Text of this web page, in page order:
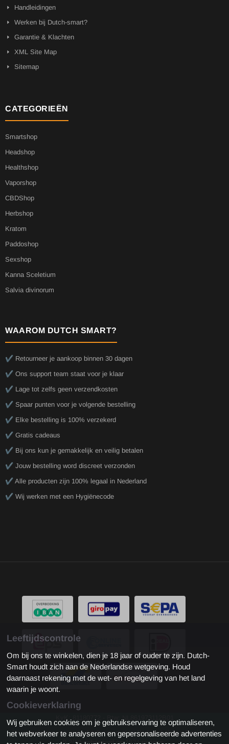
Handleidingen
Werken bij Dutch-smart?
Garantie & Klachten
XML Site Map
Sitemap
CATEGORIEËN
Smartshop
Headshop
Healthshop
Vaporshop
CBDShop
Herbshop
Kratom
Paddoshop
Sexshop
Kanna Sceletium
Salvia divinorum
WAAROM DUTCH SMART?
✔️ Retourneer je aankoop binnen 30 dagen
✔️ Ons support team staat voor je klaar
✔️ Lage tot zelfs geen verzendkosten
✔️ Spaar punten voor je volgende bestelling
✔️ Elke bestelling is 100% verzekerd
✔️ Gratis cadeaus
✔️ Bij ons kun je gemakkelijk en veilig betalen
✔️ Jouw bestelling word discreet verzonden
✔️ Alle producten zijn 100% legaal in Nederland
✔️ Wij werken met een Hygiënecode
KvK: 81180772 - Btw: NL861973112B01
De waardering van www.dutch-smart.nl bijWebwinkelKeur Reviewsis
9.2/10 gebaseerd op 1824 reviews.
Leeftijdscontrole
Om bij ons te winkelen, dien je 18 jaar of ouder te zijn. Dutch-
Smart houdt zich aan de Nederlandse wetgeving. Houd
daarnaast rekening met de wet- en regelgeving van het land
waarin je woont.
Cookieverklaring
Wij gebruiken cookies om je gebruikservaring te optimaliseren,
het webverkeer te analyseren en gepersonaliseerde advertenties